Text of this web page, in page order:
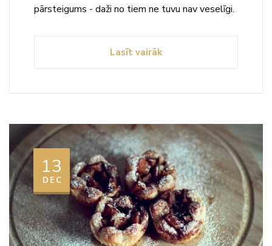
pārsteigums - daži no tiem ne tuvu nav veselīgi.
Lasīt vairāk
13
DEC